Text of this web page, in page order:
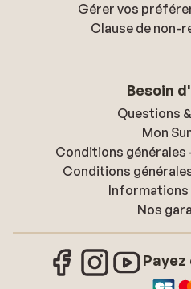
Gérer vos
Clause de non-
Besoin
Questions
Mon
Conditions générales
Conditions
Informations
Nos